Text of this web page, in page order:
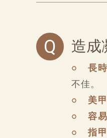
Q 造成
○ 長時
不佳。
○ 美甲
○ 容易
○ 指甲